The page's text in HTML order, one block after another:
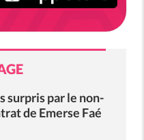
surpris par le non-
de Emerse Faé